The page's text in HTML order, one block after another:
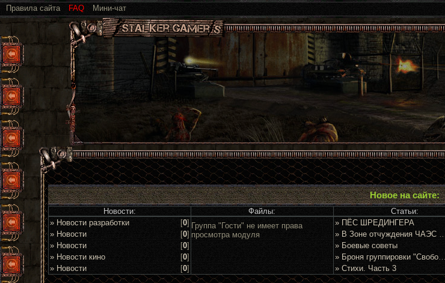
Правила сайта FAQ Мини-чат
Новое на сайте:
Новости: Файлы: Статьи:
» Новости разработки
[0]
» Новости
[0]
» Новости
[0]
» Новости кино
[0]
» Новости
[0]
Группа "Гости" не имеет права
просмотра модуля
» ПЁС ШРЕДИНГЕРА
» В Зоне отчуждения ЧАЭС
» Боевые советы
» Броня группировки "Свобода"
» Стихи. Часть 3